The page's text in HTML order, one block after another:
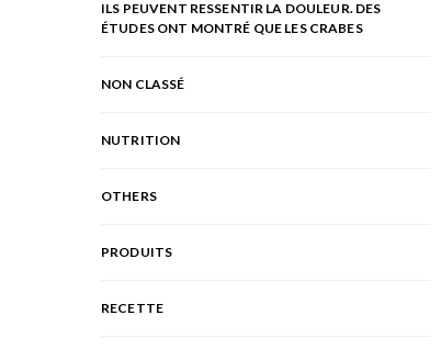
ILS PEUVENT RESSENTIR LA DOULEUR. DES
ÉTUDES ONT MONTRÉ QUE LES CRABES
NON CLASSÉ
NUTRITION
OTHERS
PRODUITS
RECETTE